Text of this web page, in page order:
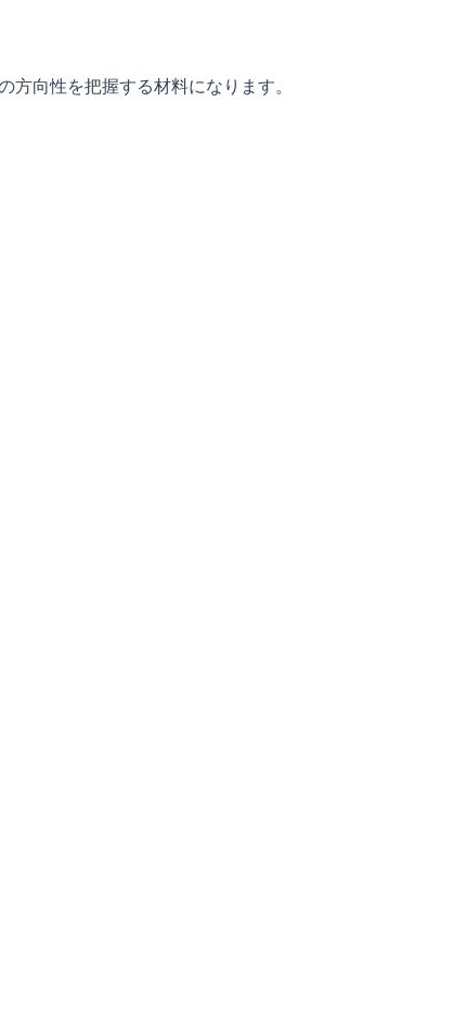
向性を把握する材料になります。